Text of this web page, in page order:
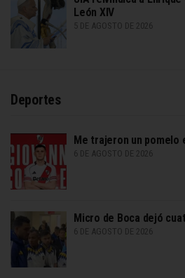
León XIV
5 DE AGOSTO DE 2026
Deportes
Me trajeron un pomelo
6 DE AGOSTO DE 2026
Micro de Boca dejó
6 DE AGOSTO DE 2026